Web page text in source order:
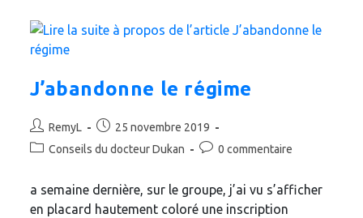
Rouge”
?
J’abandonne le régime
Auteur/autrice
de
RemyL
Publication
publiée :
25 novembre 2019
PostConseils du docteur Dukan
Commentaires
publication :
0 commentaire
a semaine dernière, sur le groupe, j’ai vu s’afficher
en placard hautement coloré une inscription